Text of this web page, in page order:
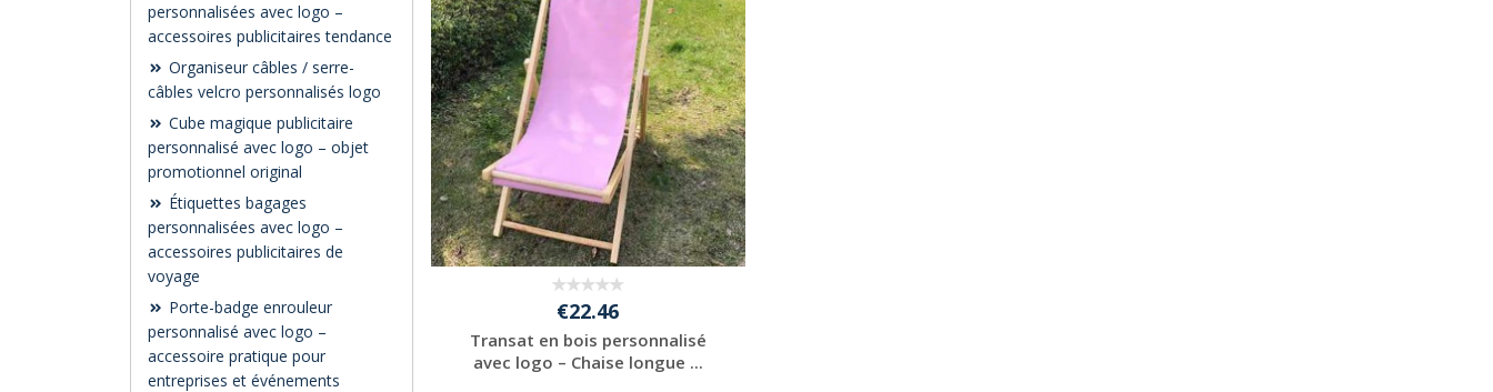
personnalisées avec logo –
accessoires publicitaires tendance
Organiseur câbles / serre-
câbles velcro personnalisés logo
Cube magique publicitaire
personnalisé avec logo – objet
promotionnel original
Étiquettes bagages
personnalisées avec logo –
accessoires publicitaires de
voyage
Porte-badge enrouleur
personnalisé avec logo –
accessoire pratique pour
entreprises et événements
€22.46
Transat en bois personnalisé
avec logo – Chaise longue ...